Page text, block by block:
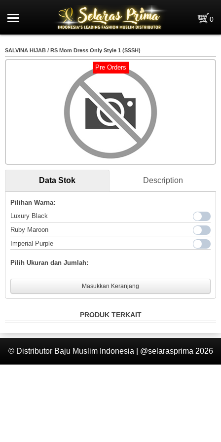
0
Pre Order
Brand
Penghargaan
Login
SALVINA HIJAB / RS Mom Dress Only Style 1 (SSSH)
Pre Orders
Data Stok Description
Pilihan Warna:
Luxury Black
Ruby Maroon
Imperial Purple
Pilih Ukuran dan Jumlah:
Masukkan Keranjang
PRODUK TERKAIT
© Distributor Baju Muslim Indonesia | @selarasprima 2026